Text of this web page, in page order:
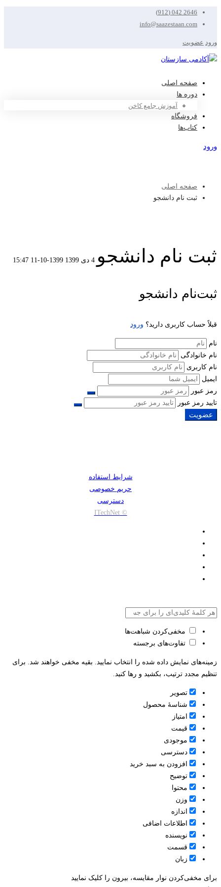
2646 042 (912)
info@saazestaan.com
ورود عضویت
صفحه اصلی
دوره ها
آموزش جامع کاخن
فروشگاه
کتاب‌ها
ورود
صفحه اصلی
ثبت نام دانشجو
ثبت نام دانشجو 4 دی 1399 1399-10-11 15:47
ثبت
نام
دانشجو
ثبت‌نام دانشجو
قبلاً حساب کاربری دارید؟ ورود
نام
نام خانوادگی
نام کاربری
ایمیل
رمز عبور
تایید رمز عبور
عضویت
شرایط استفاده
حریم خصوصی
دسترسی
© ITechNet
مخفی‌کردن شباهت‌ها
تفاوت‌های برجسته
زمینه‌های نمایش داده شده را انتخاب نمایید. بقیه مخفی خواهند شد. برای
تنظیم مجدد ترتیب، بکشید و رها کنید.
تصویر
شناسۀ محصول
امتیاز
قيمت
موجودی
دسترسی
افزودن به سبد خرید
توضیح
محتوا
وزن
اندازه
اطلاعات اضافی
نویسنده
قسمت
زبان
برای مخفی‌کردن نوار مقایسه، بیرون را کلیک نمایید